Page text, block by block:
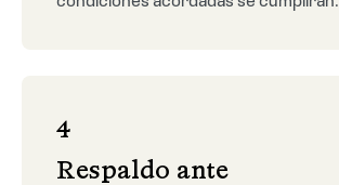
4
Respaldo ante